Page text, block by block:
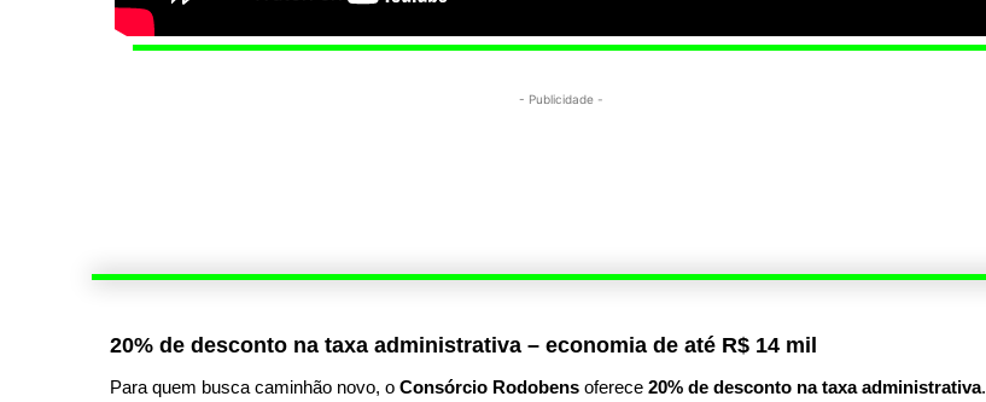
- Publicidade -
20% de desconto na taxa administrativa – economia de até R$ 14 mil
Para quem busca caminhão novo, o Consórcio Rodobens oferece 20% de desconto na taxa administrativa.